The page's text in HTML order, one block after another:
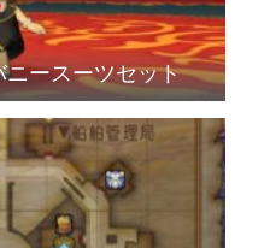
ースーツセット